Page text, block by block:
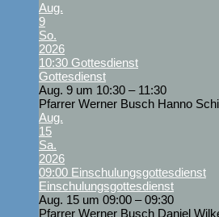
Aug.
9
So.
2026
10:30 Gottesdienst
Gottesdienst
Aug. 9 um 10:30 – 11:30
Pfarrer Werner Busch Hanno
Aug.
15
Sa.
2026
09:00 Einschulungsgottesdienst
Einschulungsgottesdienst
Aug. 15 um 09:00 – 09:30
Pfarrer Werner Busch Daniel